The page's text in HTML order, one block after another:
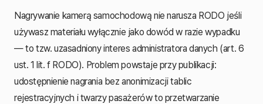
Nagrywanie kamerą samochodową nie narusza RODO jeśli
używasz materiału wyłącznie jako dowód w razie wypadku
— to tzw. uzasadniony interes administratora danych (art. 6
ust. 1 lit. f RODO). Problem powstaje przy publikacji:
udostępnienie nagrania bez anonimizacji tablic
rejestracyjnych i twarzy pasażerów to przetwarzanie